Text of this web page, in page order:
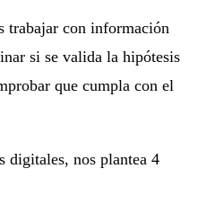
trabajar con información
si se valida la hipótesis
que cumpla con el
digitales, nos plantea 4